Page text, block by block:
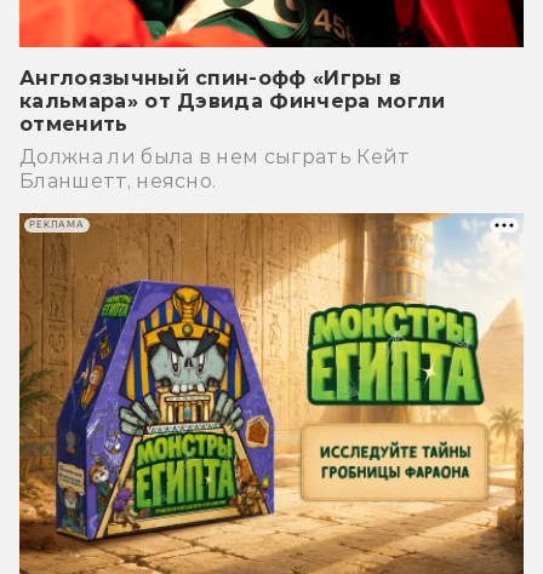
Англоязычный спин-офф «Игры в
кальмара» от Дэвида Финчера могли
отменить
Должна ли была в нем сыграть Кейт
Бланшетт, неясно.
РЕКЛАМА